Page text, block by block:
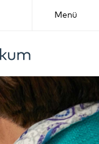
Menü